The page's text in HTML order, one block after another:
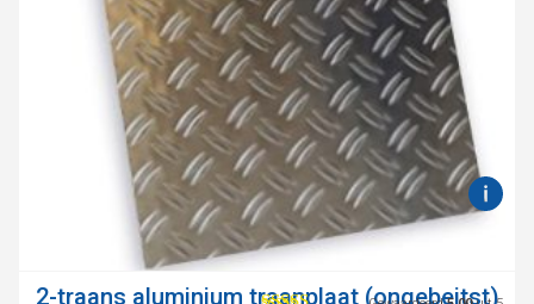
2-traans aluminium traanplaat (ongebeitst)